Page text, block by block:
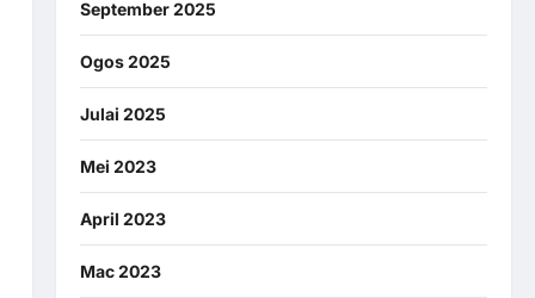
September 2025
Ogos 2025
Julai 2025
Mei 2023
April 2023
Mac 2023